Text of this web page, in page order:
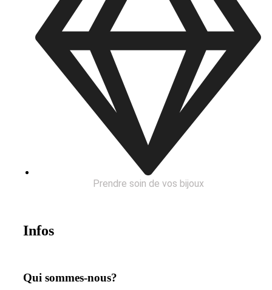
Prendre soin de vos bijoux
Infos
Qui sommes-nous?